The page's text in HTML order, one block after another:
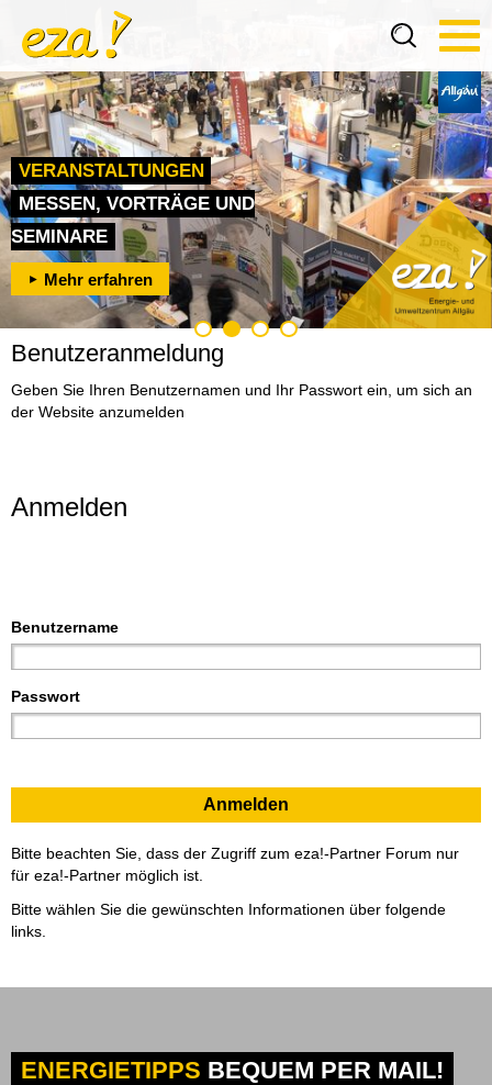
BAU- UND
ENERGIEBERATUNG
Mehr erfahren
VERANSTALTUNGEN
MESSEN, VORTRÄGE UND
SEMINARE
Mehr erfahren
WEITERBILDUNG
KURSE UND FACHSEMINARE
Mehr erfahren
KOMMUNEN UND UNTERNEHMEN
KLIMASCHUTZ LEICHT GEMACHT
Mehr erfahren
Benutzeranmeldung
Geben Sie Ihren Benutzernamen und Ihr Passwort ein, um sich an
der Website anzumelden
Anmelden
Benutzername
Passwort
Bitte beachten Sie, dass der Zugriff zum eza!-Partner Forum nur
für eza!-Partner möglich ist.
Bitte wählen Sie die gewünschten Informationen über folgende
links.
ENERGIETIPPS BEQUEM PER MAIL!